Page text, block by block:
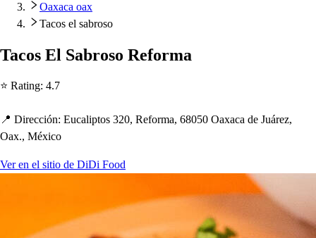
Oaxaca oax
Tacos el sabroso
Tacos El Sabroso Reforma
⭐ Rating: 4.7
📍 Dirección: Eucaliptos 320, Reforma, 68050 Oaxaca de Juárez,
Oax., México
Ver en el sitio de DiDi Food